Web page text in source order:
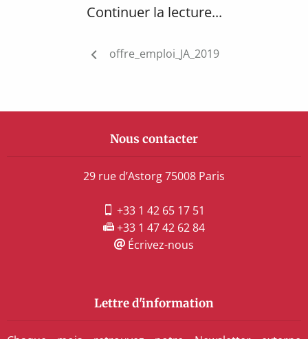
Continuer la lecture...
Navigationoffre_emploi_JA_2019
Nous contacter
29 rue d’Astorg 75008 Paris
+33 1 42 65 17 51
+33 1 47 42 62 84
Écrivez-nous
Lettre d'information